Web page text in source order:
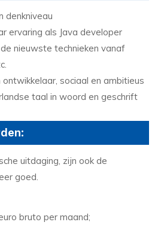
denkniveau
ervaring als Java developer
nieuwste technieken vanaf
sociaal en ambitieus
taal in woord en geschrift
uitdaging, zijn ook de
goed.
bruto per maand;